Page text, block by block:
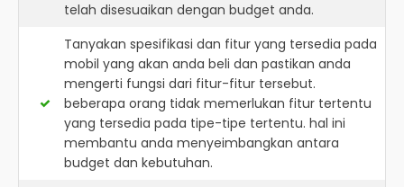
telah disesuaikan dengan budget anda.
Tanyakan spesifikasi dan fitur yang tersedia pada
mobil yang akan anda beli dan pastikan anda
mengerti fungsi dari fitur-fitur tersebut.
beberapa orang tidak memerlukan fitur tertentu
yang tersedia pada tipe-tipe tertentu. hal ini
membantu anda menyeimbangkan antara
budget dan kebutuhan.